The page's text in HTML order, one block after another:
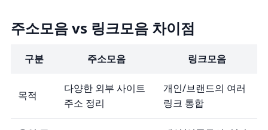
주소모음 vs 링크모음 차이점
구분 주소모음 링크모음
목적
다양한 외부 사이트
주소 정리
개인/브랜드의 여러
링크 통합